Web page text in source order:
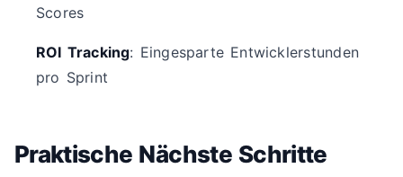
Scores
ROI Tracking: Eingesparte Entwicklerstunden
pro Sprint
Praktische Nächste Schritte